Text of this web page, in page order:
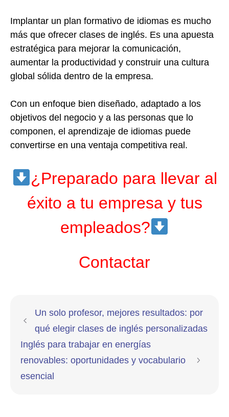
Implantar un plan formativo de idiomas es mucho
más que ofrecer clases de inglés. Es una apuesta
estratégica para mejorar la comunicación,
aumentar la productividad y construir una cultura
global sólida dentro de la empresa.
Con un enfoque bien diseñado, adaptado a los
objetivos del negocio y a las personas que lo
componen, el aprendizaje de idiomas puede
convertirse en una ventaja competitiva real.
¿Preparado para llevar al
éxito a tu empresa y tus
empleados?
Contactar
Un solo profesor, mejores resultados: por
qué elegir clases de inglés personalizadas
Inglés para trabajar en energías
renovables: oportunidades y vocabulario
esencial